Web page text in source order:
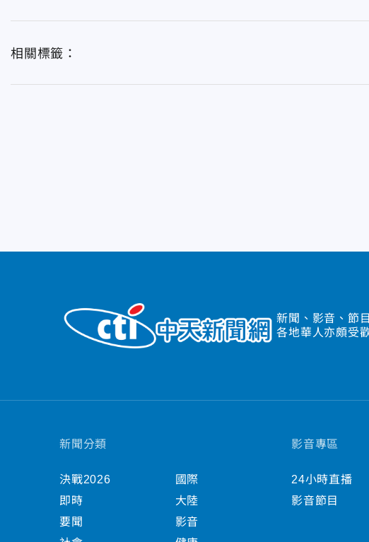
相關標籤：
新聞、影音、節
各地華人亦頗受
新聞分類
決戰2026
即時
要聞
國際
大陸
影音
影音專區
24小時直播
影音節目